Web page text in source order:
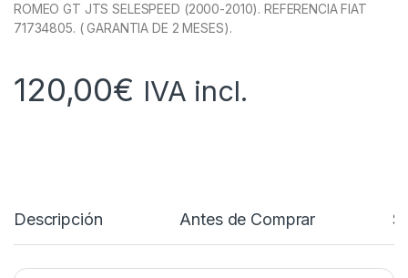
ROMEO GT JTS SELESPEED (2000-2010). REFERENCIA FIAT
71734805. ( GARANTIA DE 2 MESES).
120,00€ IVA incl.
Descripción Antes de Comprar